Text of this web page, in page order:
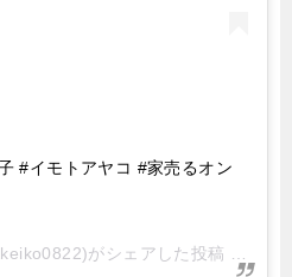
#イモトアヤコ #家売るオン
がシェアした投稿 –